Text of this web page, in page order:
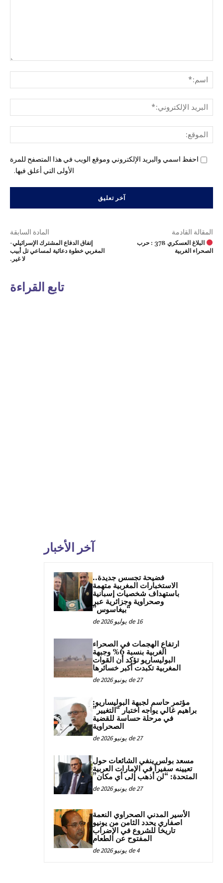
احفظ اسمي والبريد الإلكتروني وموقع الويب في هذا المتصفح للمرة
الأولى التي أعلق فيها.
المادة السابقة
إتفاق الدفاع المشترك الإسرائيلي-
المغربي خطوة دعائية لمساعي تل أبيب
لا غير.
المقالة القادمة
البلاغ العسكري 378 : حرب
الصحراء الغربية
تابع القراءة
آخر الأخبار
فضيحة تجسس جديدة..
الاستخبارات المغربية متهمة
باستهداف شخصيات إسبانية
وصحراوية وجزائرية عبر
“بيغاسوس”
16 de يوليو de 2026
ارتفاع الهجمات في الصحراء
الغربية بنسبة 6% وجبهة
البوليساريو تؤكد أن القوات
المغربية تكبدت أكبر خسائرها
27 de يونيو de 2026
مؤتمر حاسم لجبهة البوليساريو:
براهيم غالي يواجه اختبار “التغيير”
في مرحلة حساسة للقضية
الصحراوية
27 de يونيو de 2026
مسعد بولس ينفي الشائعات حول
تعيينه سفيراً في الإمارات العربية
المتحدة: “لن أذهب إلى أي مكان”
27 de يونيو de 2026
الأسير المدني الصحراوي النعمة
اصفاري يحدد الثامن من يونيو
تاريخا للشروع في الإضراب
المفتوح عن الطعام
4 de يونيو de 2026